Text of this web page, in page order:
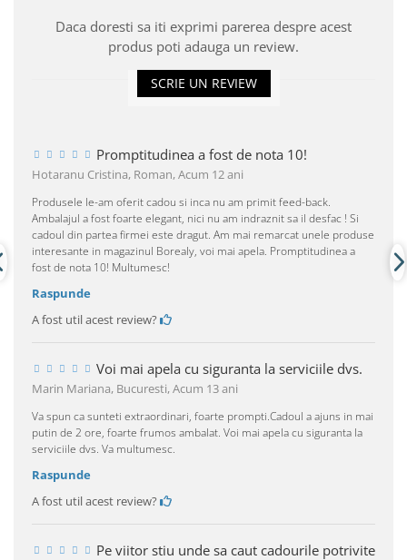
Daca doresti sa iti exprimi parerea despre acest
produs poti adauga un review.
SCRIE UN REVIEW
Promptitudinea a fost de nota 10!
Hotaranu Cristina, Roman,Acum 12 ani
Produsele le-am oferit cadou si inca nu am primit feed-back.
Ambalajul a fost foarte elegant, nici nu am indraznit sa il desfac ! Si
cadoul din partea firmei este dragut. Am mai remarcat unele produse
interesante in magazinul Borealy, voi mai apela. Promptitudinea a
fost de nota 10! Multumesc!
Raspunde
A fost util acest review?
Voi mai apela cu siguranta la serviciile dvs.
Marin Mariana, Bucuresti,Acum 13 ani
Va spun ca sunteti extraordinari, foarte prompti.Cadoul a ajuns in mai
putin de 2 ore, foarte frumos ambalat. Voi mai apela cu siguranta la
serviciile dvs. Va multumesc.
Raspunde
A fost util acest review?
Pe viitor stiu unde sa caut cadourile potrivite